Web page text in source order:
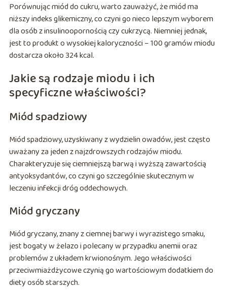
Porównując miód do cukru, warto zauważyć, że miód ma
niższy indeks glikemiczny, co czyni go nieco lepszym wyborem
dla osób z insulinoopornością czy cukrzycą. Niemniej jednak,
jest to produkt o wysokiej kaloryczności – 100 gramów miodu
dostarcza około 324 kcal.
Jakie są rodzaje miodu i ich
specyficzne właściwości?
Miód spadziowy
Miód spadziowy, uzyskiwany z wydzielin owadów, jest często
uważany za jeden z najzdrowszych rodzajów miodu.
Charakteryzuje się ciemniejszą barwą i wyższą zawartością
antyoksydantów, co czyni go szczególnie skutecznym w
leczeniu infekcji dróg oddechowych.
Miód gryczany
Miód gryczany, znany z ciemnej barwy i wyrazistego smaku,
jest bogaty w żelazo i polecany w przypadku anemii oraz
problemów z układem krwionośnym. Jego właściwości
przeciwmiażdżycowe czynią go wartościowym dodatkiem do
diety osób starszych.